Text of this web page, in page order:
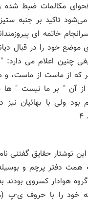
مکالمات ضبط
می‌شود تاکید بر جنبه
خاتمه ای
موضع خود را در قبال
چنین اعلام می دارد:
که از ماست از ماست، و
آن " بر ما نیست " ها
بود ولی با بهائیان
نوشتار حقایق گفتنی
به همت دفتر پرچم و
هوادار کسروی
خود را با حروف ی-پ